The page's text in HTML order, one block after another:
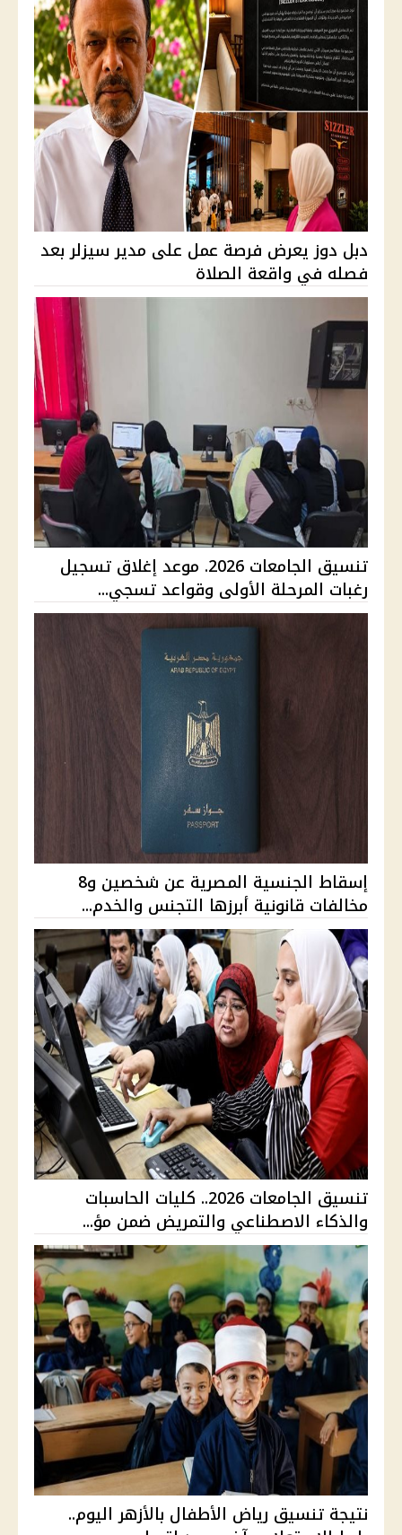
دبل دوز يعرض فرصة عمل على مدير سيزلر بعد
فصله في واقعة الصلاة
تنسيق الجامعات 2026. موعد إغلاق تسجيل
رغبات المرحلة الأولى وقواعد تسجي...
إسقاط الجنسية المصرية عن شخصين و8
مخالفات قانونية أبرزها التجنس والخدم...
تنسيق الجامعات 2026.. كليات الحاسبات
والذكاء الاصطناعي والتمريض ضمن مؤ...
نتيجة تنسيق رياض الأطفال بالأزهر اليوم..